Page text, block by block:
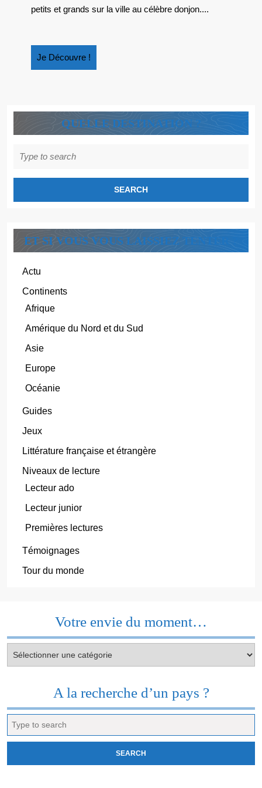
AUX
petits et grands sur la ville au célèbre donjon....
Je Découvre !
Découvre
QUELLE DESTINATION ?
for:
ET SI VOUS VOUS LAISSIEZ TENTER ?
Actu
Continents
Afrique
Amérique du Nord et du Sud
Asie
Europe
Océanie
Guides
Jeux
Littérature française et étrangère
Niveaux de lecture
Lecteur ado
Lecteur junior
Premières lectures
Témoignages
Tour du monde
Votre envie du moment…
envie
A la recherche d’un pays ?
for: